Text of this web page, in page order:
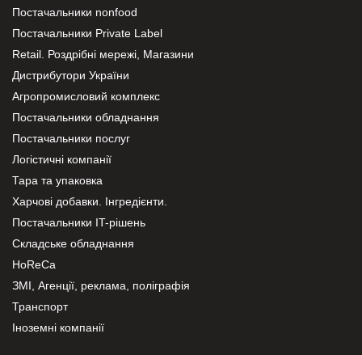
Постачальники nonfood
Постачальники Private Label
Retail. Роздрібні мережі, Магазини
Дистрибутори України
Агропромисловий комплекс
Постачальники обладнання
Постачальники послуг
Логістичні компанії
Тара та упаковка
Харчові добавки. Інгредієнти.
Постачальники IT-рішень
Складське обладнання
HoReCa
ЗМІ, Агенції, реклама, поліграфія
Транспорт
Іноземні компанії